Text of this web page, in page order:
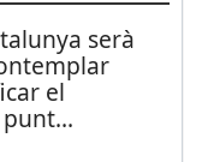
serà
el
punt...